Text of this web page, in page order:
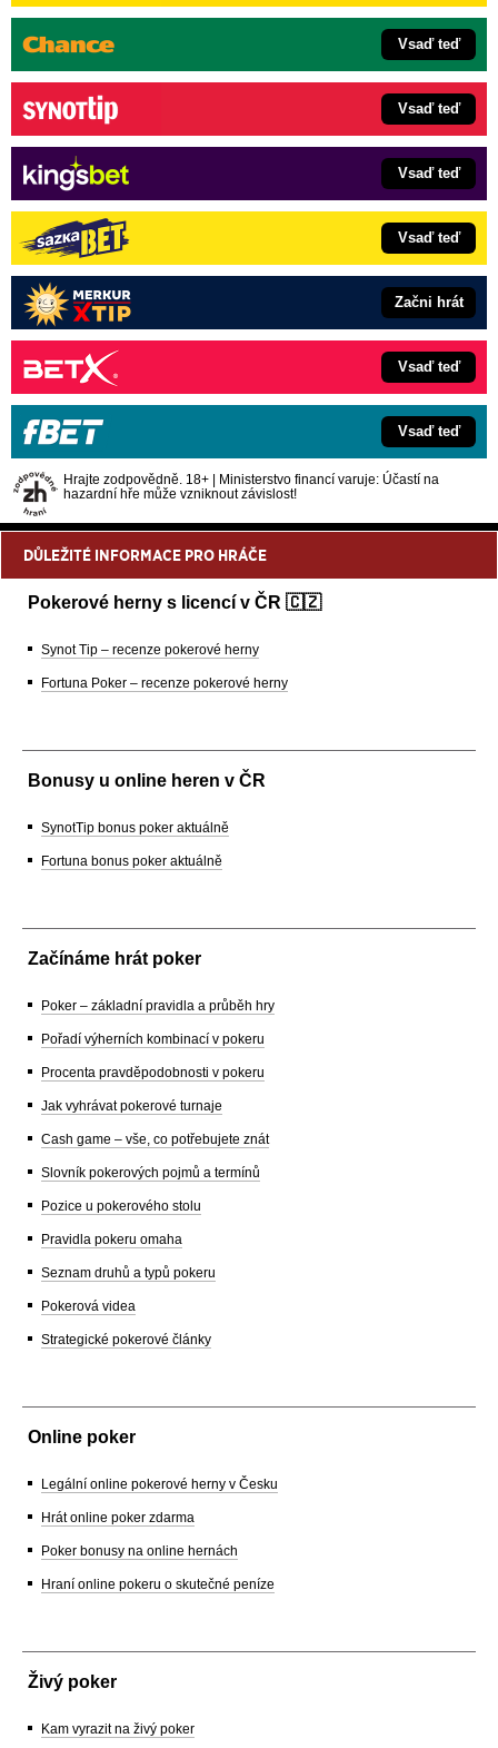
Vsaď teď
Vsaď teď
Vsaď teď
Vsaď teď
Začni hrát
Vsaď teď
Vsaď teď
Hrajte zodpovědně. 18+ | Ministerstvo financí varuje: Účastí na
hazardní hře může vzniknout závislost!
DŮLEŽITÉ INFORMACE PRO HRÁČE
Pokerové herny s licencí v ČR 🇨🇿
Synot Tip – recenze pokerové herny
Fortuna Poker – recenze pokerové herny
Bonusy u online heren v ČR
SynotTip bonus poker aktuálně
Fortuna bonus poker aktuálně
Začínáme hrát poker
Poker – základní pravidla a průběh hry
Pořadí výherních kombinací v pokeru
Procenta pravděpodobnosti v pokeru
Jak vyhrávat pokerové turnaje
Cash game – vše, co potřebujete znát
Slovník pokerových pojmů a termínů
Pozice u pokerového stolu
Pravidla pokeru omaha
Seznam druhů a typů pokeru
Pokerová videa
Strategické pokerové články
Online poker
Legální online pokerové herny v Česku
Hrát online poker zdarma
Poker bonusy na online hernách
Hraní online pokeru o skutečné peníze
Živý poker
Kam vyrazit na živý poker